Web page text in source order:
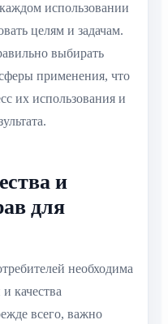
использовании
целям и задачам.
выбирать
применения, что
их использования и
и
для
необходима
качества
всего, важно